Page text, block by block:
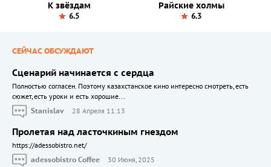
К звёздам
6.5
Райские холмы
6.3
СЕЙЧАС ОБСУЖДАЮТ
Сценарий начинается с сердца
Полностью согласен. Поэтому казахстанское кино интересно смотреть, есть
сюжет, есть уроки и есть хорошие...
Stanislav
28 Апреля 11:13
Пролетая над ласточкиным гнездом
https://adessobistro.net/
adessobistro Coffee
30 Июня, 2025